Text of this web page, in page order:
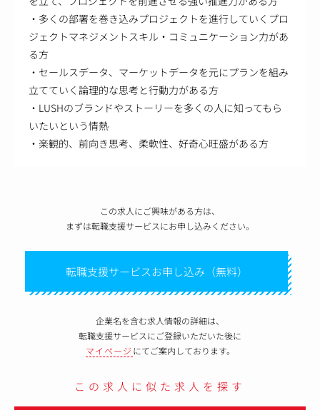
・多くの部署を巻き込みプロジェクトを進行していくプロ
ジェクトマネジメントスキル・コミュニケーション力があ
る方
・セールスデータ、マーケットデータを元にプランを組み
立てていく論理的な思考と行動力がある方
・LUSHのブランドやストーリーを多くの人に知ってもら
いたいという情熱
・楽観的、前向き思考、柔軟性、好奇心旺盛がある方
この求人にご興味がある方は、
まずは転職支援サービスにお申し込みください。
転職支援サービスお申し込み（無料）
企業名を含む求人情報の詳細は、
転職支援サービスにご登録いただいた後に
マイページ にてご案内しております。
この求人に似た求人を探す